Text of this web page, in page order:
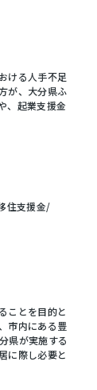
ける人手不足
が、大分県ふ
、起業支援金
支援金/
ことを目的と
市内にある豊
県が実施する
に際し必要と